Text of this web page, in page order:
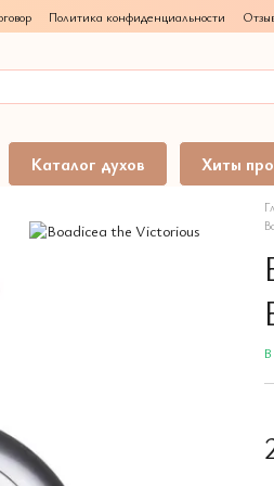
Политика конфиденциальности
Каталог духов Хиты